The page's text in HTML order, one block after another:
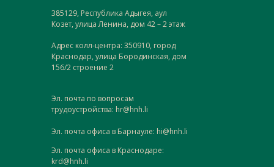
385129, Республика Адыгея, аул
Козет, улица Ленина, дом 42 – 2 этаж
Адрес колл-центра: 350910, город
Краснодар, улица Бородинская, дом
156/2 строение 2
Эл. почта по вопросам
трудоустройства: hr@hnh.li
Эл. почта офиса в Барнауле: hi@hnh.li
Эл. почта офиса в Краснодаре:
krd@hnh.li